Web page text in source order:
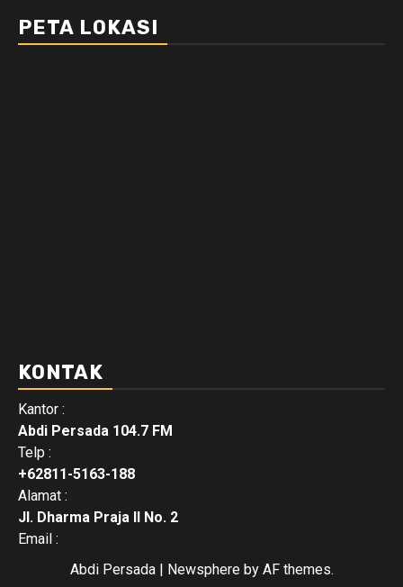
PETA LOKASI
KONTAK
Kantor :
Abdi Persada 104.7 FM
Telp :
+62811-5163-188
Alamat :
Jl. Dharma Praja II No. 2
Email :
Abdi Persada | Newsphereby AF themes.